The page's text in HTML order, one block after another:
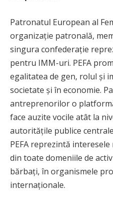
Patronatul European al
organizație patronală,
singura confederație
pentru IMM-uri. PEFA
egalitatea de gen, rolul și
societate și în economie.
antreprenorilor o
face auzite vocile atât la
autoritățile publice
PEFA reprezintă
din toate domeniile de
bărbați, în organismele
internaționale.